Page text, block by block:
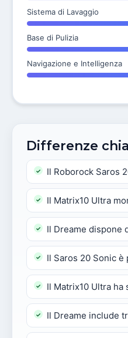
Sistema di Lavaggio
Base di Pulizia
Navigazione e Intelligenza
Differenze
Il Roborock Saros
Il Matrix10 Ultra
Il Dreame dispone
Il Saros 20 Sonic è
Il Matrix10 Ultra
Il Dreame include